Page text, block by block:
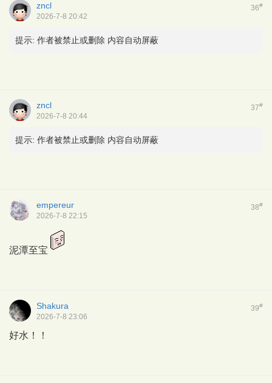
36#
zncl
2026-7-8 20:42
提示: 作者被禁止或删除 内容自动屏蔽
37#
zncl
2026-7-8 20:44
提示: 作者被禁止或删除 内容自动屏蔽
38#
empereur
2026-7-8 22:15
泥潭至宝
39#
Shakura
2026-7-8 23:06
好水！！